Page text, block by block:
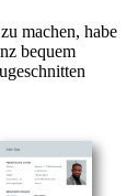
machen, habe
bequem